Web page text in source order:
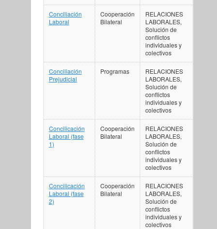
Conciliación
Laboral
Cooperación
Bilateral
RELACIONES
LABORALES,
Solución de
conflictos
individuales y
colectivos
Conciliación
Prejudicial
Programas
RELACIONES
LABORALES,
Solución de
conflictos
individuales y
colectivos
Concilicación
Laboral (fase
1)
Cooperación
Bilateral
RELACIONES
LABORALES,
Solución de
conflictos
individuales y
colectivos
Concilicación
Laboral (fase
2)
Cooperación
Bilateral
RELACIONES
LABORALES,
Solución de
conflictos
individuales y
colectivos